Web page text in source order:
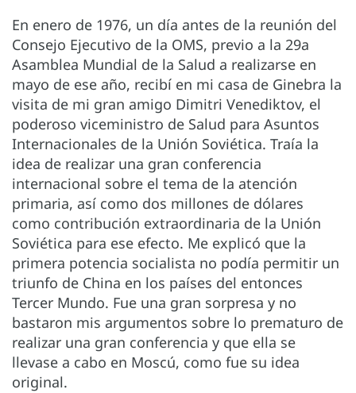
En enero de 1976, un día antes de la reunión del
Consejo Ejecutivo de la OMS, previo a la 29a
Asamblea Mundial de la Salud a realizarse en
mayo de ese año, recibí en mi casa de Ginebra la
visita de mi gran amigo Dimitri Venediktov, el
poderoso viceministro de Salud para Asuntos
Internacionales de la Unión Soviética. Traía la
idea de realizar una gran conferencia
internacional sobre el tema de la atención
primaria, así como dos millones de dólares
como contribución extraordinaria de la Unión
Soviética para ese efecto. Me explicó que la
primera potencia socialista no podía permitir un
triunfo de China en los países del entonces
Tercer Mundo. Fue una gran sorpresa y no
bastaron mis argumentos sobre lo prematuro de
realizar una gran conferencia y que ella se
llevase a cabo en Moscú, como fue su idea
original.